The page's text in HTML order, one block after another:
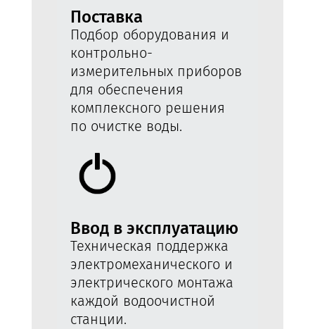
Поставка
Подбор оборудования и
контрольно-
измерительных приборов
для обеспечения
комплексного решения
по очистке воды.
Ввод в эксплуатацию
Техническая поддержка
электромеханического и
электрического монтажа
каждой водоочистной
станции.